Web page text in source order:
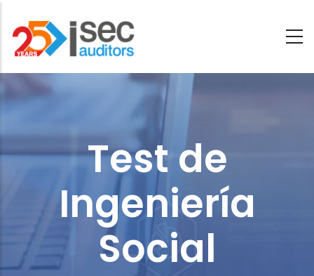
contenido
Test
de
IngenieríaTest de
Ingeniería
Social